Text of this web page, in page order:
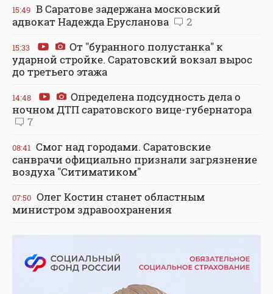
15:49 В Саратове задержана московский
адвокат Надежда Ерусланова
2
15:33
От "буранного полустанка" к
ударной стройке. Саратовский вокзал вырос
до третьего этажа
14:48
Определена подсудность дела о
ночном ДТП саратовского вице-губернатора
7
08:41 Смог над городами. Саратовские
санврачи официально признали загрязнение
воздуха "Ситиматиком"
07:50 Олег Костин станет областным
министром здравоохранения